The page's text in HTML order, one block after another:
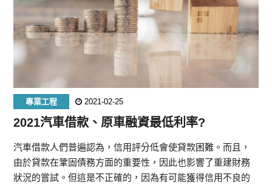
專業工程 2021-02-25
2021汽車借款、原車融資最低利率?
汽車借款人們普遍認為，信用評分低會使貸款困難。而且，
由於貸款在鞏固債務方面的重要性，因此也影響了重建財務
狀況的嘗試。但這是不正確的，因為有可能獲得信用不良的